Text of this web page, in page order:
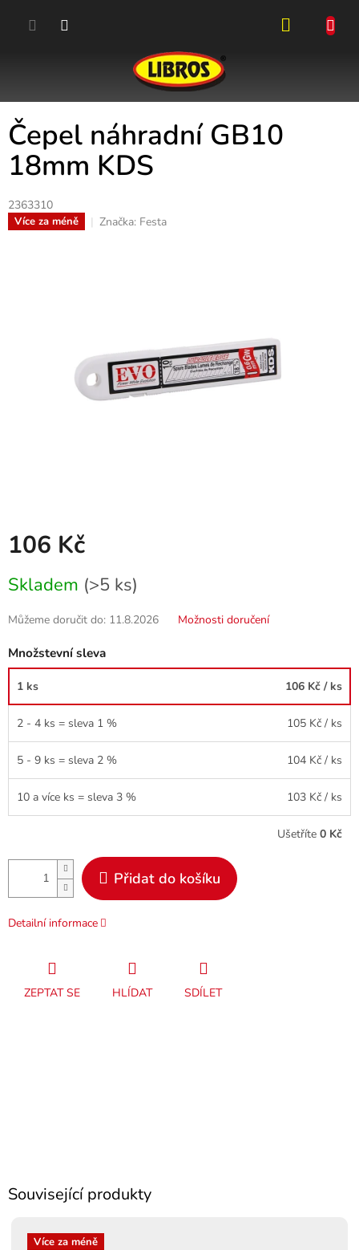
Čepel náhradní GB10
18mm KDS
2363310
Více za méně Značka: Festa
106 Kč
cena:
Skladem (>5 ks)
Můžeme doručit do: 11.8.2026 Možnosti doručení
Množstevní sleva
1 ks 106 Kč / ks
2 - 4 ks = sleva 1 % 105 Kč / ks
5 - 9 ks = sleva 2 % 104 Kč / ks
10 a více ks = sleva 3 % 103 Kč / ks
Ušetříte 0 Kč
Přidat do košíku
Detailní informace
ZEPTAT SE HLÍDAT SDÍLET
Související produkty
Více za méně